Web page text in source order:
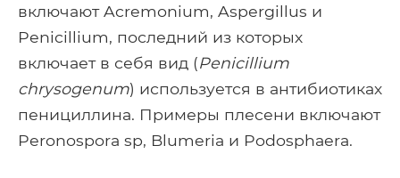
включают Acremonium, Aspergillus и
Penicillium, последний из которых
включает в себя вид (Penicillium
chrysogenum) используется в антибиотиках
пенициллина. Примеры плесени включают
Peronospora sp, Blumeria и Podosphaera.